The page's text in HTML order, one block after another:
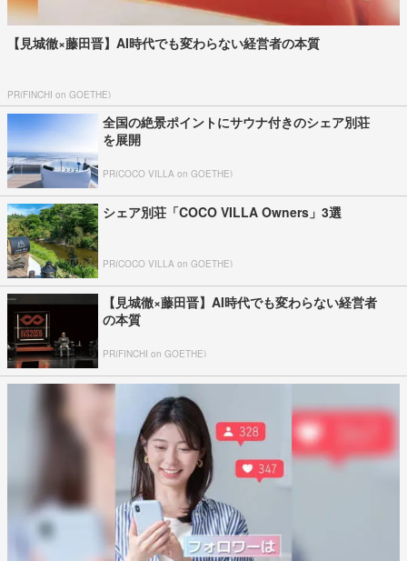
【見城徹×藤田晋】AI時代でも変わらない経営者の本質
PR(FINCHI on GOETHE)
全国の絶景ポイントにサウナ付きのシェア別荘
を展開
PR(COCO VILLA on GOETHE)
シェア別荘「COCO VILLA Owners」3選
PR(COCO VILLA on GOETHE)
【見城徹×藤田晋】AI時代でも変わらない経営者
の本質
PR(FINCHI on GOETHE)